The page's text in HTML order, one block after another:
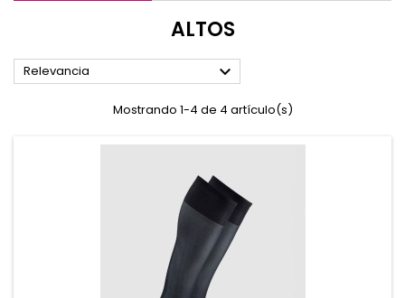
ALTOS
Relevancia 
Mostrando 1-4 de 4 artículo(s)